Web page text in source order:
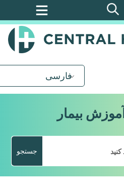
فارسی
بیمار
جستجو